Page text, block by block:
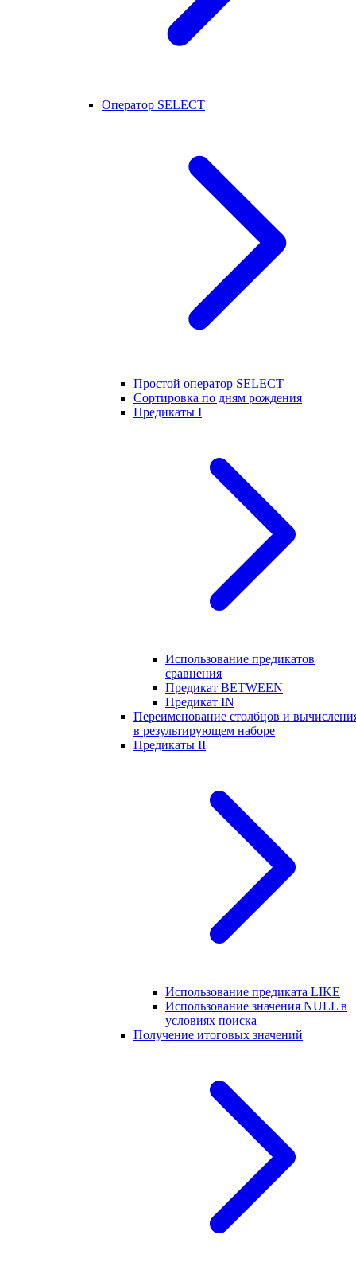
Оператор SELECT
Простой оператор SELECT
Сортировка по дням рождения
Предикаты I
Использование предикатов
сравнения
Предикат BETWEEN
Предикат IN
Переименование столбцов и
в результирующем наборе
Предикаты II
Использование предиката LIKE
Использование значения NULL в
условиях поиска
Получение итоговых значений